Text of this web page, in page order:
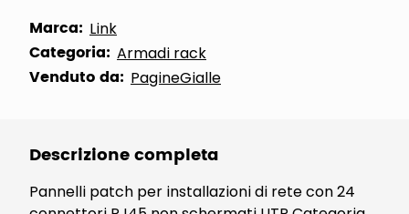
Marca: Link
Categoria: Armadi rack
Venduto da: PagineGialle
Descrizione completa
Pannelli patch per installazioni di rete con 24